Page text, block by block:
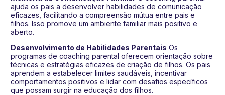
ajuda os pais a desenvolver habilidades de comunicação
eficazes, facilitando a compreensão mútua entre pais e
filhos. Isso promove um ambiente familiar mais positivo e
aberto.
Desenvolvimento de Habilidades Parentais Os
programas de coaching parental oferecem orientação sobre
técnicas e estratégias eficazes de criação de filhos. Os pais
aprendem a estabelecer limites saudáveis, incentivar
comportamentos positivos e lidar com desafios específicos
que possam surgir na educação dos filhos.